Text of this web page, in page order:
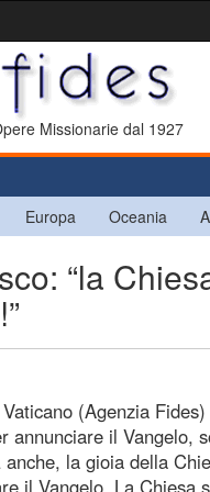
Missionarie dal 1927
Europa Oceania
“la
(Agenzia
annunciare il Vangelo,
anche, la gioia della
il Vangelo. La Chiesa